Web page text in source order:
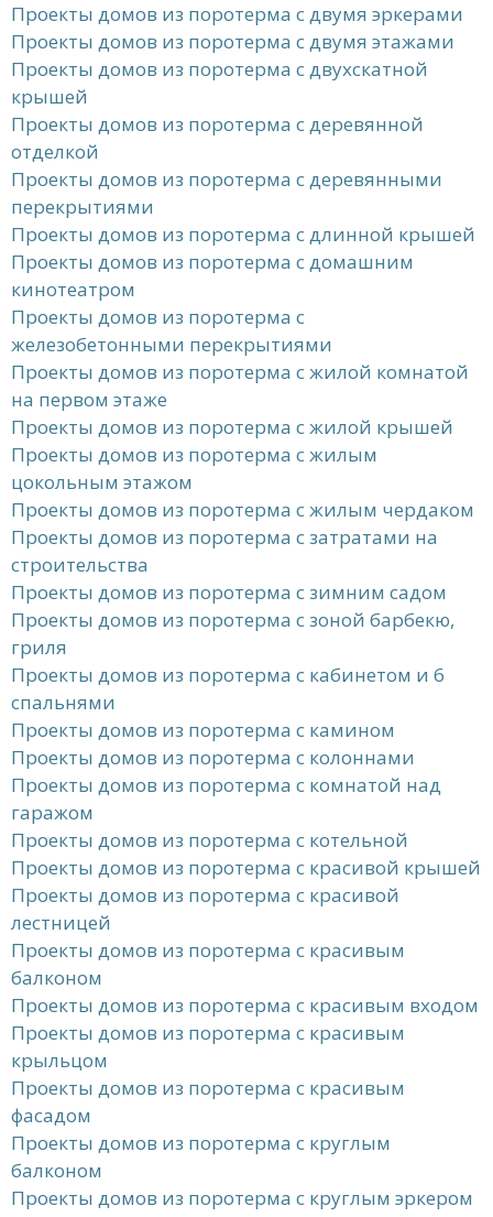
Проекты домов из поротерма с двумя эркерами
Проекты домов из поротерма с двумя этажами
Проекты домов из поротерма с двухскатной
крышей
Проекты домов из поротерма с деревянной
отделкой
Проекты домов из поротерма с деревянными
перекрытиями
Проекты домов из поротерма с длинной крышей
Проекты домов из поротерма с домашним
кинотеатром
Проекты домов из поротерма с
железобетонными перекрытиями
Проекты домов из поротерма с жилой комнатой
на первом этаже
Проекты домов из поротерма с жилой крышей
Проекты домов из поротерма с жилым
цокольным этажом
Проекты домов из поротерма с жилым чердаком
Проекты домов из поротерма с затратами на
строительства
Проекты домов из поротерма с зимним садом
Проекты домов из поротерма с зоной барбекю,
гриля
Проекты домов из поротерма с кабинетом и 6
спальнями
Проекты домов из поротерма с камином
Проекты домов из поротерма с колоннами
Проекты домов из поротерма с комнатой над
гаражом
Проекты домов из поротерма с котельной
Проекты домов из поротерма с красивой крышей
Проекты домов из поротерма с красивой
лестницей
Проекты домов из поротерма с красивым
балконом
Проекты домов из поротерма с красивым входом
Проекты домов из поротерма с красивым
крыльцом
Проекты домов из поротерма с красивым
фасадом
Проекты домов из поротерма с круглым
балконом
Проекты домов из поротерма с круглым эркером